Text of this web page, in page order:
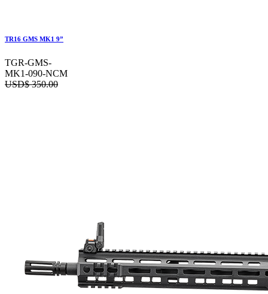
TR16 GMS MK1 9”
TGR-GMS-
MK1-090-NCM
USD$350.00